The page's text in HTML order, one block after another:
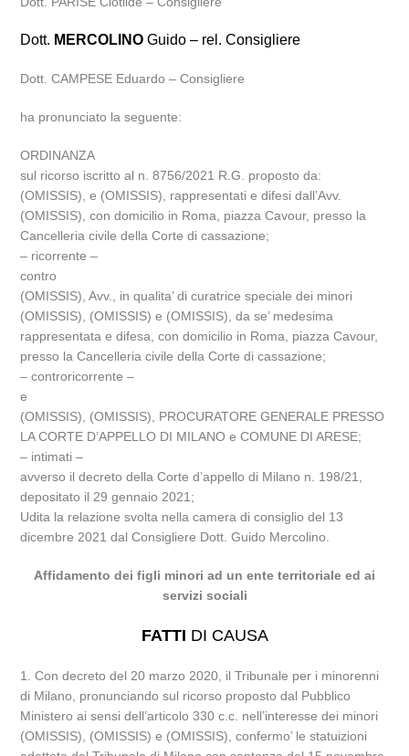
Dott. MERCOLINO Guido – rel. Consigliere
Dott. CAMPESE Eduardo – Consigliere
ha pronunciato la seguente:
ORDINANZA
sul ricorso iscritto al n. 8756/2021 R.G. proposto da:
(OMISSIS), e (OMISSIS), rappresentati e difesi dall’Avv.
(OMISSIS), con domicilio in Roma, piazza Cavour, presso la
Cancelleria civile della Corte di cassazione;
– ricorrente –
contro
(OMISSIS), Avv., in qualita’ di curatrice speciale dei minori
(OMISSIS), (OMISSIS) e (OMISSIS), da se’ medesima
rappresentata e difesa, con domicilio in Roma, piazza Cavour,
presso la Cancelleria civile della Corte di cassazione;
– controricorrente –
e
(OMISSIS), (OMISSIS), PROCURATORE GENERALE PRESSO
LA CORTE D’APPELLO DI MILANO e COMUNE DI ARESE;
– intimati –
avverso il decreto della Corte d’appello di Milano n. 198/21,
depositato il 29 gennaio 2021;
Udita la relazione svolta nella camera di consiglio del 13
dicembre 2021 dal Consigliere Dott. Guido Mercolino.
Affidamento dei figli minori ad un ente territoriale ed ai
servizi sociali
FATTI DI CAUSA
1. Con decreto del 20 marzo 2020, il Tribunale per i minorenni
di Milano, pronunciando sul ricorso proposto dal Pubblico
Ministero ai sensi dell’articolo 330 c.c. nell’interesse dei minori
(OMISSIS), (OMISSIS) e (OMISSIS), confermo’ le statuizioni